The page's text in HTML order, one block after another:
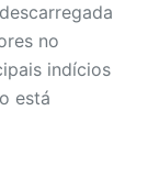
no
indícios
está